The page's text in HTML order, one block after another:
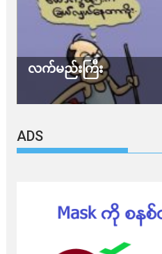
လက်မည်းကြီး
ADS